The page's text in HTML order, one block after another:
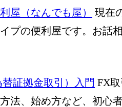
屋（なんでも屋）
現在
プの便利屋です。お話
証拠金取引）入門 FX
法、始め方など、初心